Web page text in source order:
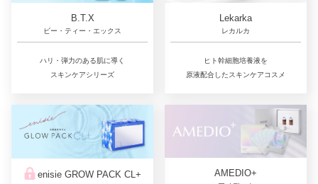
B.T.X
ビー・ティー・エックス
ハリ・弾力のある肌に導く
スキンケアシリーズ
Lekarka
レカルカ
ヒト幹細胞培養液を
原液配合したスキンケアコスメ
enisie GROW PACK CL+ AMEDIO+